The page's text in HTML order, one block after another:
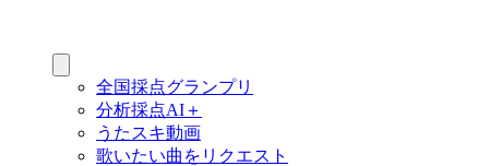
全国採点グランプリ
分析採点AI＋
うたスキ動画
歌いたい曲をリクエスト